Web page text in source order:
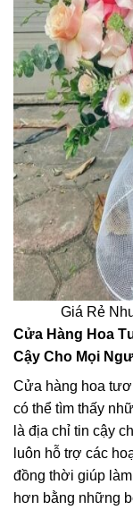
Giá Rẻ
Cửa Hàng Hoa
Cậy Cho Mọi
Cửa hàng hoa
có thể tìm thấy
là địa chỉ tin cậy
luôn hỗ trợ các
đồng thời giúp
hơn bằng những